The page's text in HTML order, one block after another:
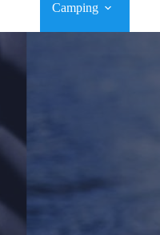
Camping